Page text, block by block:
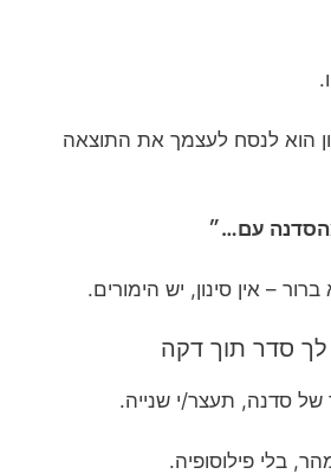
הוא לנסח לעצמך את התוצאה
עם…״
– אין סינון, יש הימורים.
של סדנה, תעצר/י שנייה.
בלי פילוסופיה.